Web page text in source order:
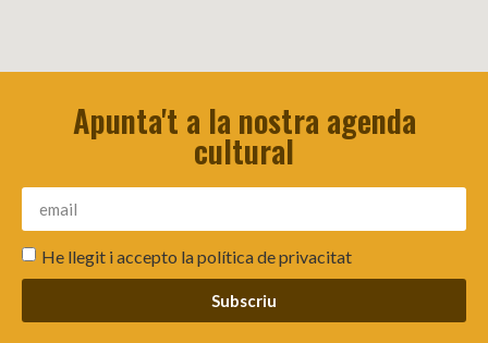
Apunta't a la nostra agenda
cultural
He llegit i accepto lapolítica de privacitat
Subscriu